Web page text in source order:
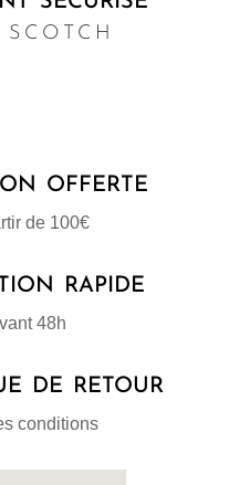
offerte
de 100€
rapide
48h
de retour
conditions